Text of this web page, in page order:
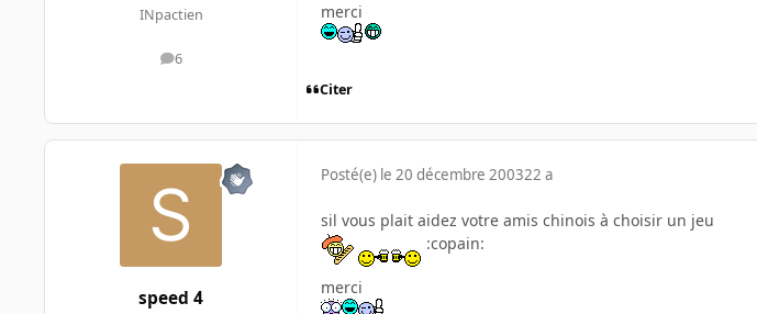
INpactien
6
messages
merci
Citer
speed 4
Posté(e) le 20 décembre 200322 a
sil vous plait aidez votre amis chinois à choisir un jeu
:copain:
merci